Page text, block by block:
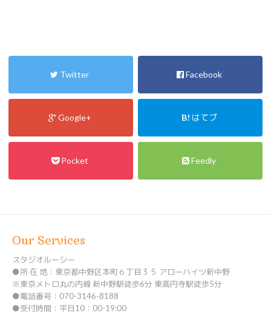
Twitter Facebook
Google+ B! はてブ
Pocket Feedly
Our Services
スタジオルーシー
●所 在 地：東京都中野区本町６丁目３５ アローハイツ新中野
※東京メトロ丸の内線 新中野駅徒歩6分 東高円寺駅徒歩5分
●電話番号：070-3146-8188
●受付時間：平日10：00-19:00